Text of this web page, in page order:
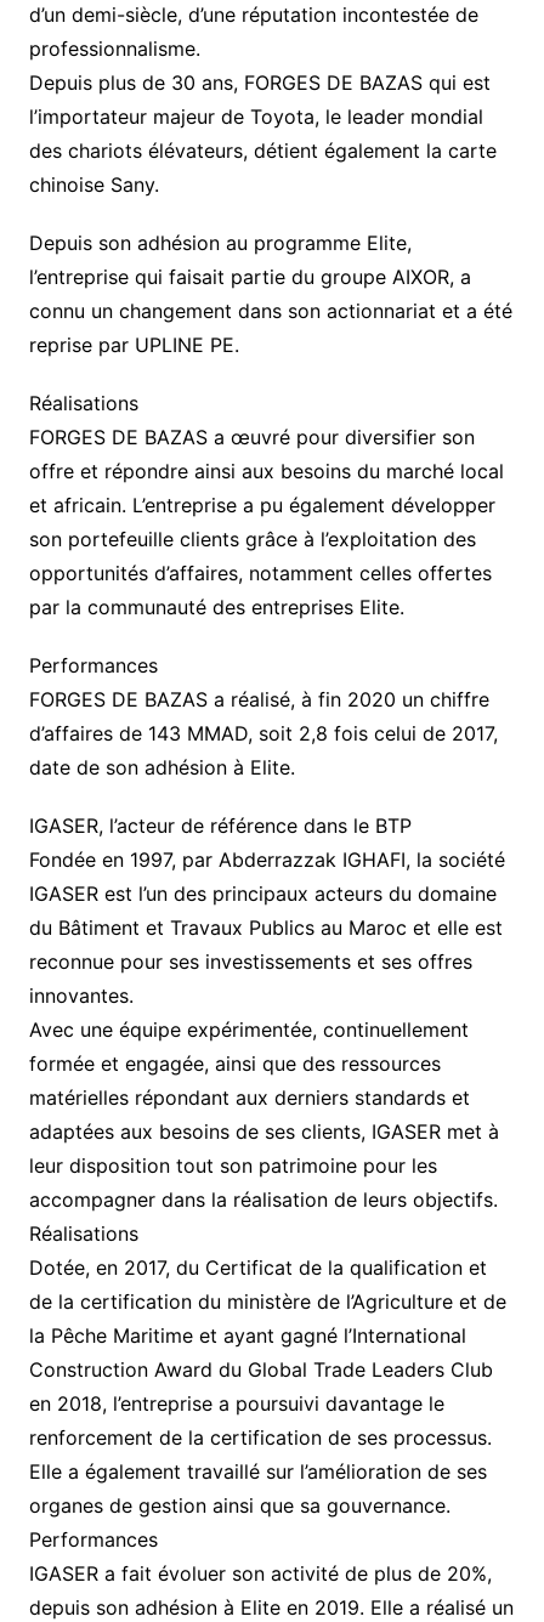
d’un demi-siècle, d’une réputation incontestée de
professionnalisme.
Depuis plus de 30 ans, FORGES DE BAZAS qui est
l’importateur majeur de Toyota, le leader mondial
des chariots élévateurs, détient également la carte
chinoise Sany.
Depuis son adhésion au programme Elite,
l’entreprise qui faisait partie du groupe AIXOR, a
connu un changement dans son actionnariat et a été
reprise par UPLINE PE.
Réalisations
FORGES DE BAZAS a œuvré pour diversifier son
offre et répondre ainsi aux besoins du marché local
et africain. L’entreprise a pu également développer
son portefeuille clients grâce à l’exploitation des
opportunités d’affaires, notamment celles offertes
par la communauté des entreprises Elite.
Performances
FORGES DE BAZAS a réalisé, à fin 2020 un chiffre
d’affaires de 143 MMAD, soit 2,8 fois celui de 2017,
date de son adhésion à Elite.
IGASER, l’acteur de référence dans le BTP
Fondée en 1997, par Abderrazzak IGHAFI, la société
IGASER est l’un des principaux acteurs du domaine
du Bâtiment et Travaux Publics au Maroc et elle est
reconnue pour ses investissements et ses offres
innovantes.
Avec une équipe expérimentée, continuellement
formée et engagée, ainsi que des ressources
matérielles répondant aux derniers standards et
adaptées aux besoins de ses clients, IGASER met à
leur disposition tout son patrimoine pour les
accompagner dans la réalisation de leurs objectifs.
Réalisations
Dotée, en 2017, du Certificat de la qualification et
de la certification du ministère de l’Agriculture et de
la Pêche Maritime et ayant gagné l’International
Construction Award du Global Trade Leaders Club
en 2018, l’entreprise a poursuivi davantage le
renforcement de la certification de ses processus.
Elle a également travaillé sur l’amélioration de ses
organes de gestion ainsi que sa gouvernance.
Performances
IGASER a fait évoluer son activité de plus de 20%,
depuis son adhésion à Elite en 2019. Elle a réalisé un